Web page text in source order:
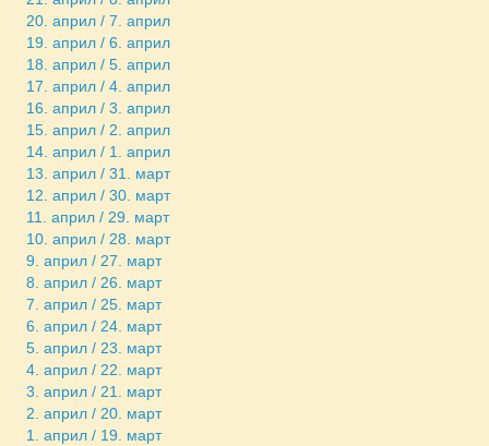
20. април / 7. април
19. април / 6. април
18. април / 5. април
17. април / 4. април
16. април / 3. април
15. април / 2. април
14. април / 1. април
13. април / 31. март
12. април / 30. март
11. април / 29. март
10. април / 28. март
9. април / 27. март
8. април / 26. март
7. април / 25. март
6. април / 24. март
5. април / 23. март
4. април / 22. март
3. април / 21. март
2. април / 20. март
1. април / 19. март